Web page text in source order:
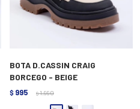
BOTA D.CASSIN CRAIG
BORCEGO - BEIGE
$ 995 $ 1.990